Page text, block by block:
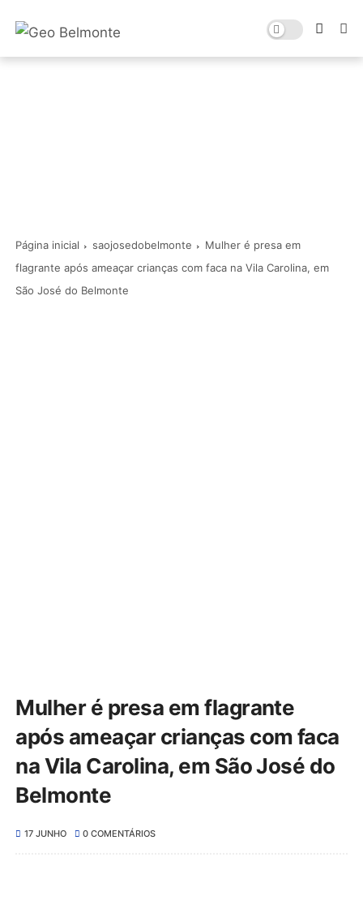
Página inicial saojosedobelmonte
Mulher é presa em
flagrante após ameaçar crianças com faca na Vila Carolina, em
São José do Belmonte
Mulher é presa em flagrante
após ameaçar crianças com faca
na Vila Carolina, em São José do
Belmonte
17 JUNHO 0 COMENTÁRIOS